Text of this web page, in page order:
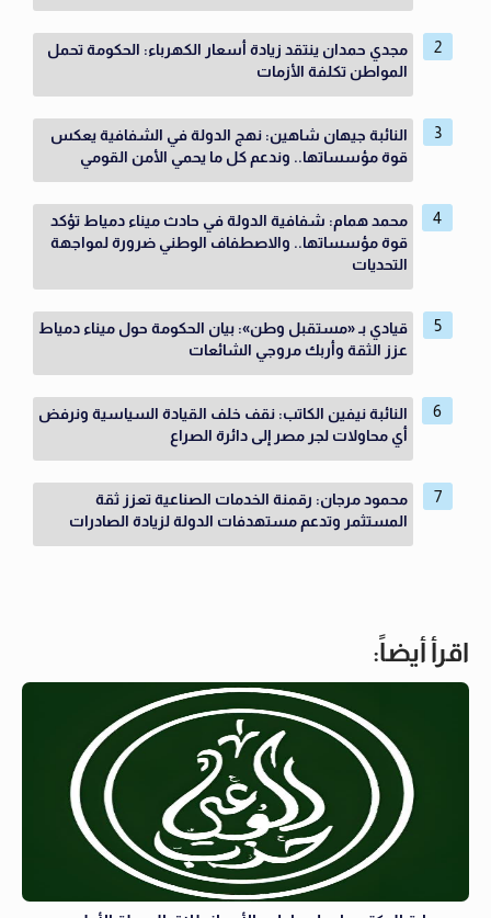
مجدي حمدان ينتقد زيادة أسعار الكهرباء: الحكومة تحمل
المواطن تكلفة الأزمات
النائبة جيهان شاهين: نهج الدولة في الشفافية يعكس
قوة مؤسساتها.. وندعم كل ما يحمي الأمن القومي
محمد همام: شفافية الدولة في حادث ميناء دمياط تؤكد
قوة مؤسساتها.. والاصطفاف الوطني ضرورة لمواجهة
التحديات
قيادي بـ «مستقبل وطن»: بيان الحكومة حول ميناء دمياط
عزز الثقة وأربك مروجي الشائعات
النائبة نيفين الكاتب: نقف خلف القيادة السياسية ونرفض
أي محاولات لجر مصر إلى دائرة الصراع
محمود مرجان: رقمنة الخدمات الصناعية تعزز ثقة
المستثمر وتدعم مستهدفات الدولة لزيادة الصادرات
اقرأ أيضاً: